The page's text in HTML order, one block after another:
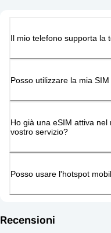
Il mio telefono supporta la
Posso utilizzare la mia
Ho già una eSIM attiva
vostro servizio?
Posso usare l'hotspot
Recensioni